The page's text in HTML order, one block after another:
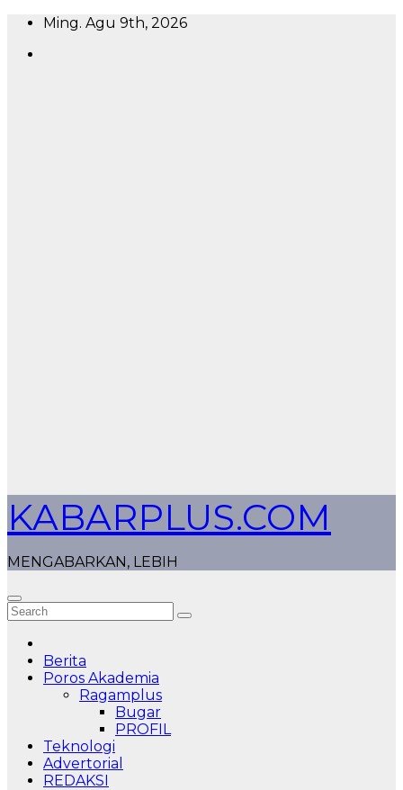
Skip
content
Ming. Agu 9th, 2026
KABARPLUS.COM
MENGABARKAN, LEBIH
Berita
Poros Akademia
Ragamplus
Bugar
PROFIL
Teknologi
Advertorial
REDAKSI